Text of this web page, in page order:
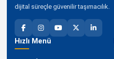
dijital süreçle güvenilir taşımacılık.
Hızlı Menü